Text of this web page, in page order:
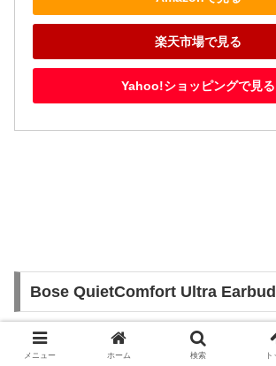
楽天市場で見る
Yahoo!ショッピングで見る
Bose QuietComfort Ultra
メニュー ホーム 検索